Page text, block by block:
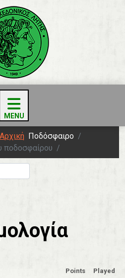
Αρχική Ποδόσφαιρο
ποδοσφαίρου
Points Played